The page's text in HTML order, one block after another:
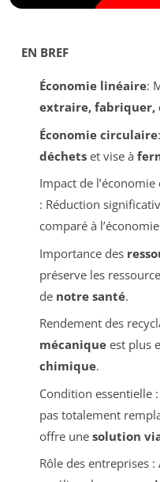
EN BREF
Économie linéaire:
extraire, fabriquer,
Économie circulaire
déchetset vise à
Impact de
: Réduction
comparé à
Importance des
préserve les
de notre santé.
Rendement des
mécaniqueest plus
chimique.
Condition essentielle
pas totalement
offre une solution
Rôle des entreprises